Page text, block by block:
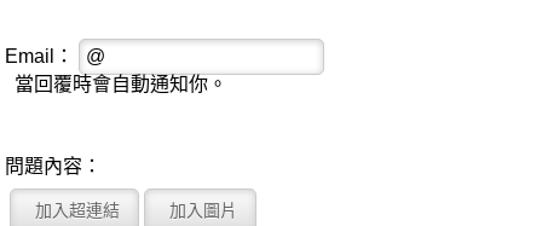
Email：
當回覆時會自動通知你。
問題內容：